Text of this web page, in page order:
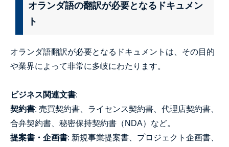
オランダ語の翻訳が必要となるドキュメン
ト
オランダ語翻訳が必要となるドキュメントは、その目的
や業界によって非常に多岐にわたります。
ビジネス関連文書:
契約書: 売買契約書、ライセンス契約書、代理店契約書、
合弁契約書、秘密保持契約書（NDA）など。
提案書・企画書: 新規事業提案書、プロジェクト企画書、